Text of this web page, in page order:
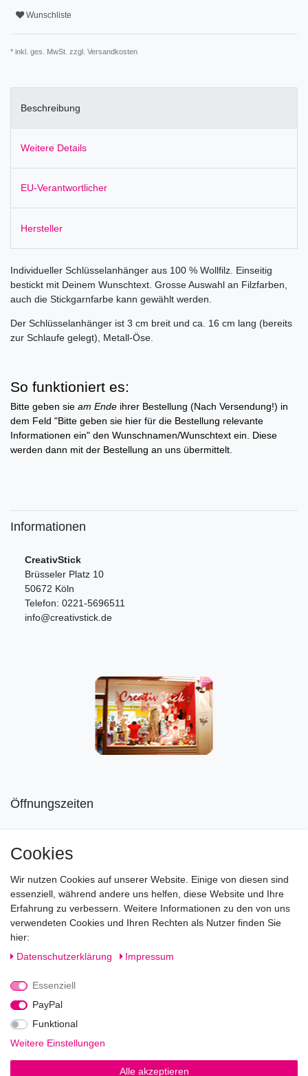
Wunschliste
* inkl. ges. MwSt. zzgl. Versandkosten
Beschreibung
Weitere Details
EU-Verantwortlicher
Hersteller
Individueller Schlüsselanhänger aus 100 % Wollfilz. Einseitig
bestickt mit Deinem Wunschtext. Grosse Auswahl an Filzfarben,
auch die Stickgarnfarbe kann gewählt werden.
Der Schlüsselanhänger ist 3 cm breit und ca. 16 cm lang (bereits
zur Schlaufe gelegt), Metall-Öse.
So funktioniert es:
Bitte geben sie am Ende ihrer Bestellung (Nach Versendung!) in
dem Feld "Bitte geben sie hier für die Bestellung relevante
Informationen ein" den Wunschnamen/Wunschtext ein. Diese
werden dann mit der Bestellung an uns übermittelt.
Informationen
CreativStick
Brüsseler Platz 10
50672 Köln
Telefon: 0221-5696511
info@creativstick.de
Öffnungszeiten
Di-Fr von 10.00 - 18.30 Uhr
Sa von 11.00 - 16.00 Uhr
Besuchen Sie unsere Verkaufsräume, dort beraten wir Sie
gerne.
Fragen?
Rufen Sie an!
0221-5696511
Impressum Daten­schutz­erklärung AGB
Cookies
Wir nutzen Cookies auf unserer Website. Einige von diesen sind
essenziell, während andere uns helfen, diese Website und Ihre
Erfahrung zu verbessern. Weitere Informationen zu den von uns
verwendeten Cookies und Ihren Rechten als Nutzer finden Sie
hier:
Daten­schutz­erklärung
Impressum
Essenziell
PayPal
Funktional
Weitere Einstellungen
Alle akzeptieren